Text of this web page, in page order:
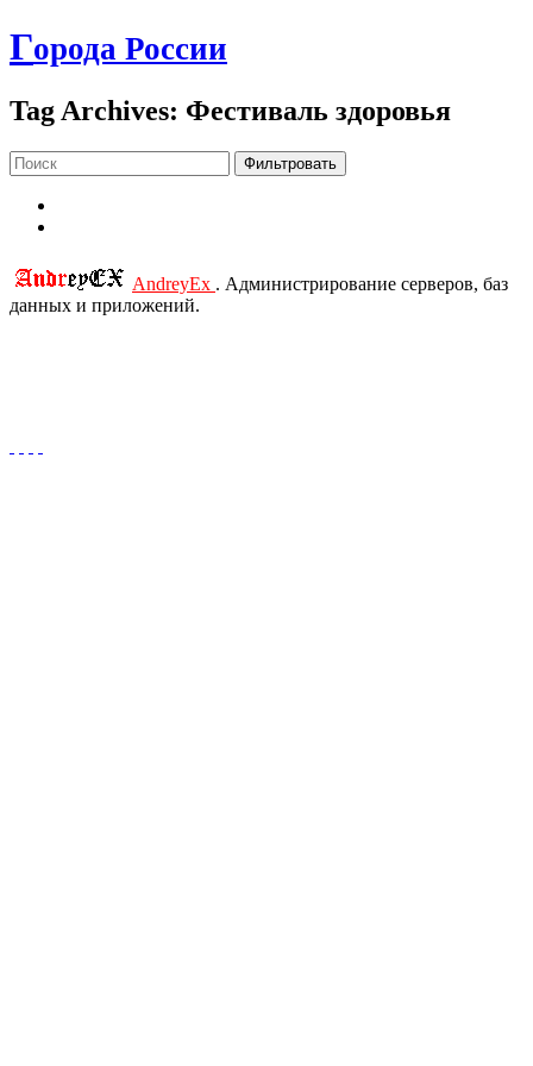
Города России
Tag Archives: Фестиваль здоровья
Фильтровать
AndreyEx . Администрирование серверов, баз
данных и приложений.